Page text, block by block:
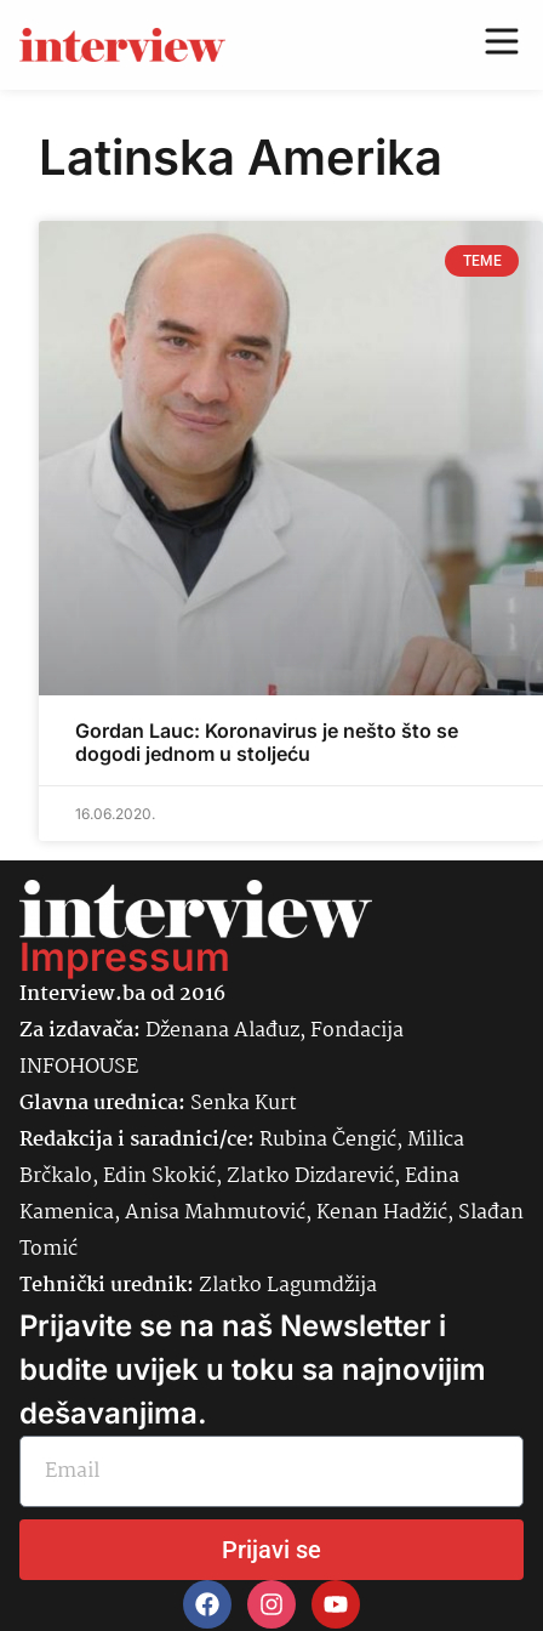
Latinska Amerika
TEME
Gordan Lauc: Koronavirus je nešto što se
dogodi jednom u stoljeću
16.06.2020.
Impressum
Interview.ba od 2016
Za izdavača:Dženana Alađuz, Fondacija
INFOHOUSE
Glavna urednica: SenkaKurt
Redakcija i saradnici/ce:Rubina Čengić, Milica
Brčkalo, Edin Skokić, Zlatko Dizdarević, Edina
Kamenica, Anisa Mahmutović, Kenan Hadžić, Slađan
Tomić
Tehnički urednik:Zlatko Lagumdžija
Prijavite se na naš Newsletter i
budite uvijek u toku sa najnovijim
dešavanjima.
Prijavi se